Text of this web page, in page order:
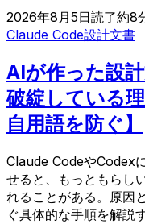
2026年8月5日読了約8
Claude Code設計文書
AIが作った設
破綻している
自用語を防ぐ】
Claude CodeやCodex
せると、もっともらし
れることがある。原因
ぐ具体的な手順を解説す